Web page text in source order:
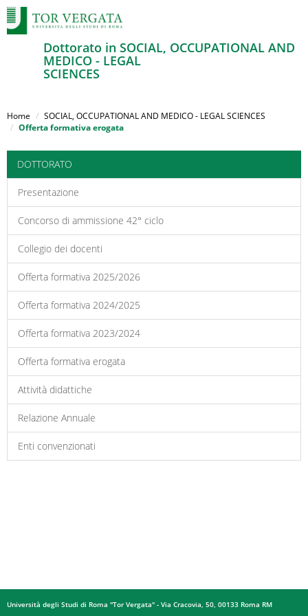
al
contenuto
Dottorato in SOCIAL, OCCUPATIONAL AND
MEDICO - LEGAL
SCIENCES
Home
SOCIAL, OCCUPATIONAL AND MEDICO - LEGAL SCIENCES
Offerta formativa erogata
DOTTORATO
Presentazione
Concorso di ammissione 42° ciclo
Collegio dei docenti
Offerta formativa 2025/2026
Offerta formativa 2024/2025
Offerta formativa 2023/2024
Offerta formativa erogata
Attività didattiche
Relazione Annuale
Enti convenzionati
Università degli Studi di Roma "Tor Vergata" - Via Cracovia, 50, 00133 Roma RM